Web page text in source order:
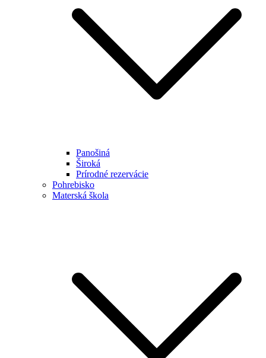
Panošiná
Široká
Prírodné rezervácie
Pohrebisko
Materská škola